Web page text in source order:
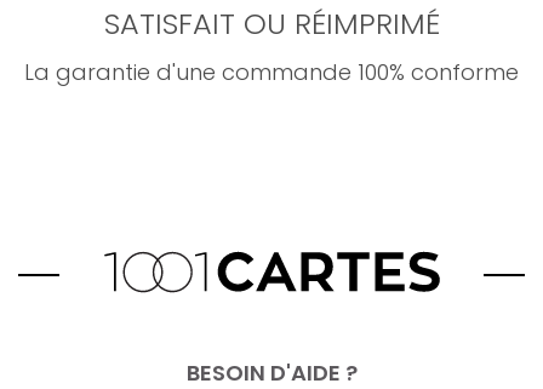
SATISFAIT OU RÉIMPRIMÉ
La garantie d'une commande 100% conforme
BESOIN D'AIDE ?